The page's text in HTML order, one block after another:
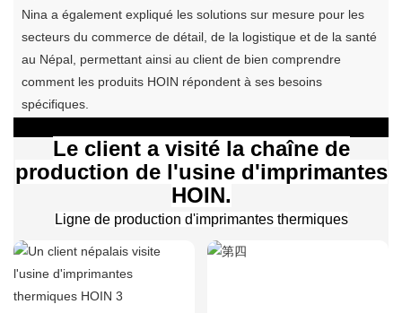
Nina a également expliqué les solutions sur mesure pour les
secteurs du commerce de détail, de la logistique et de la santé
au Népal, permettant ainsi au client de bien comprendre
comment les produits HOIN répondent à ses besoins
spécifiques.
Le client a visité la chaîne de
production de l'usine d'imprimantes
HOIN.
Ligne de production d'imprimantes thermiques